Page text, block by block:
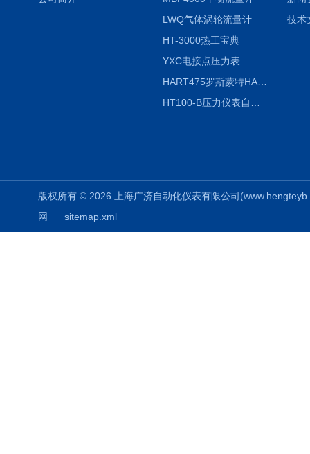
LWQ气体涡轮流量计
HT-3000热工宝典
YXC电接点压力表
HART475罗斯蒙特HART475手操器
技术
版权所有 © 2026 上海广济自动化仪表有限公司
网
sitemap.xml